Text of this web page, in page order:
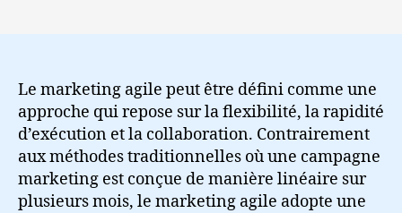
Le marketing agile peut être défini comme une
approche qui repose sur la flexibilité, la rapidité
d’exécution et la collaboration. Contrairement
aux méthodes traditionnelles où une campagne
marketing est conçue de manière linéaire sur
plusieurs mois, le marketing agile adopte une